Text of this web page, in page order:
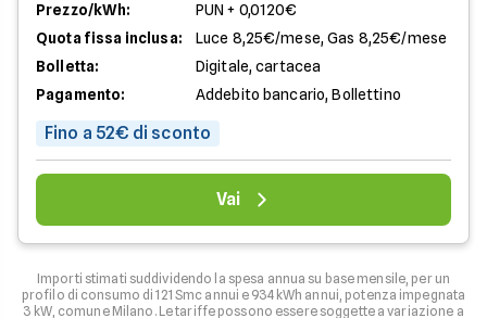
Prezzo/kWh:
PUN + 0,0120€
Quota fissa inclusa:
Luce 8,25€/mese, Gas 8,25€/mese
Bolletta:
Digitale, cartacea
Pagamento:
Addebito bancario, Bollettino
Fino a 52€ di sconto
Vai
Importi stimati suddividendo la spesa annua su base mensile, per un
profilo di consumo di 121 Smc annui e 934 kWh annui, potenza impegnata
3 kW, comune Milano. Le tariffe possono essere soggette a variazione a